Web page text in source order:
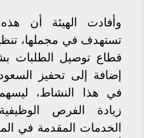
وأفادت الهيئة أن
تستهدف في مجملها،
قطاع توصيل الطلبات
إضافة إلى تحفيز
في هذا النشاط،
زيادة الفرص
الخدمات المقدمة في